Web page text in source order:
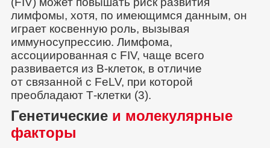
лимфомы, хотя, по имеющимся данным, он
играет косвенную роль, вызывая
иммуносупрессию. Лимфома,
ассоциированная с FIV, чаще всего
развивается из В-клеток, в отличие
от связанной с FeLV, при которой
преобладают Т-клетки (3).
Генетическиеи молекулярные
факторы